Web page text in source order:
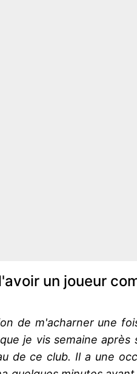
un joueur
de m'acharner une
je vis semaine après
de ce club. Il a une